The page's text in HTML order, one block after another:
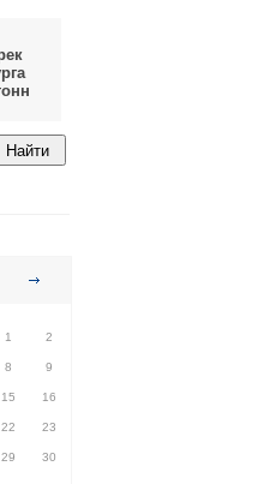
1
2
8 9
15 16
22 23
29 30